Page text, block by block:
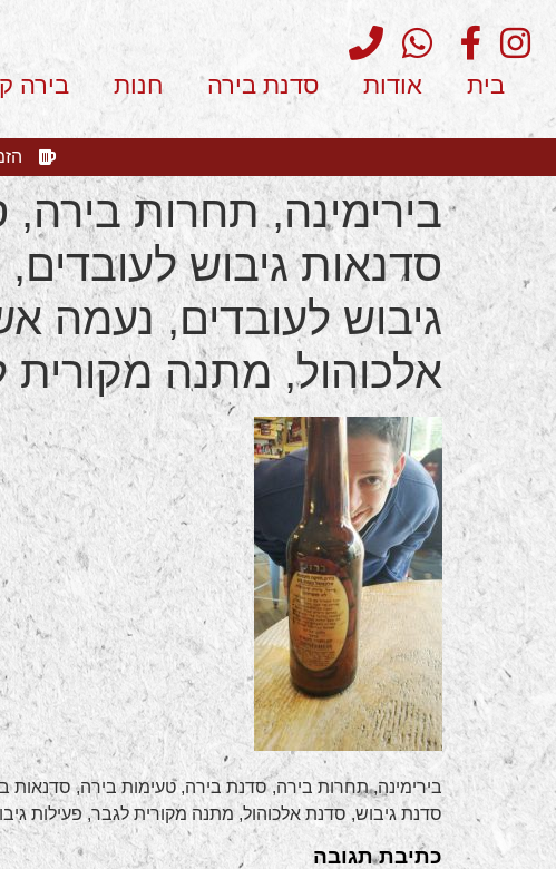
בית אודות סדנת בירה חנות בירה
בירימינה, תחרות
סדנאות גיבוש לעובדים,
גיבוש לעובדים, נעמה
אלכוהול, מתנה מקורית
בירימינה, תחרות בירה, סדנת בירה, טעימות בירה, סדנאות
סדנת גיבוש, סדנת אלכוהול, מתנה מקורית לגבר, פעילות
כתיבת תגובה